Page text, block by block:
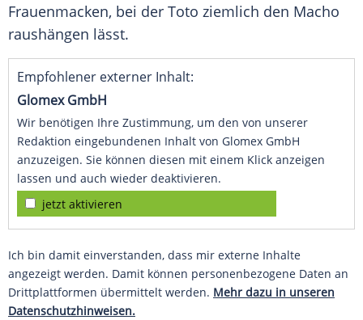
Frauenmacken, bei der Toto ziemlich den Macho
raushängen lässt.
Empfohlener externer Inhalt:
Glomex GmbH
Wir benötigen Ihre Zustimmung, um den von unserer
Redaktion eingebundenen Inhalt von Glomex GmbH
anzuzeigen. Sie können diesen mit einem Klick anzeigen
lassen und auch wieder deaktivieren.
jetzt aktivieren
Ich bin damit einverstanden, dass mir externe Inhalte
angezeigt werden. Damit können personenbezogene Daten an
Drittplattformen übermittelt werden. Mehr dazu in unseren
Datenschutzhinweisen.